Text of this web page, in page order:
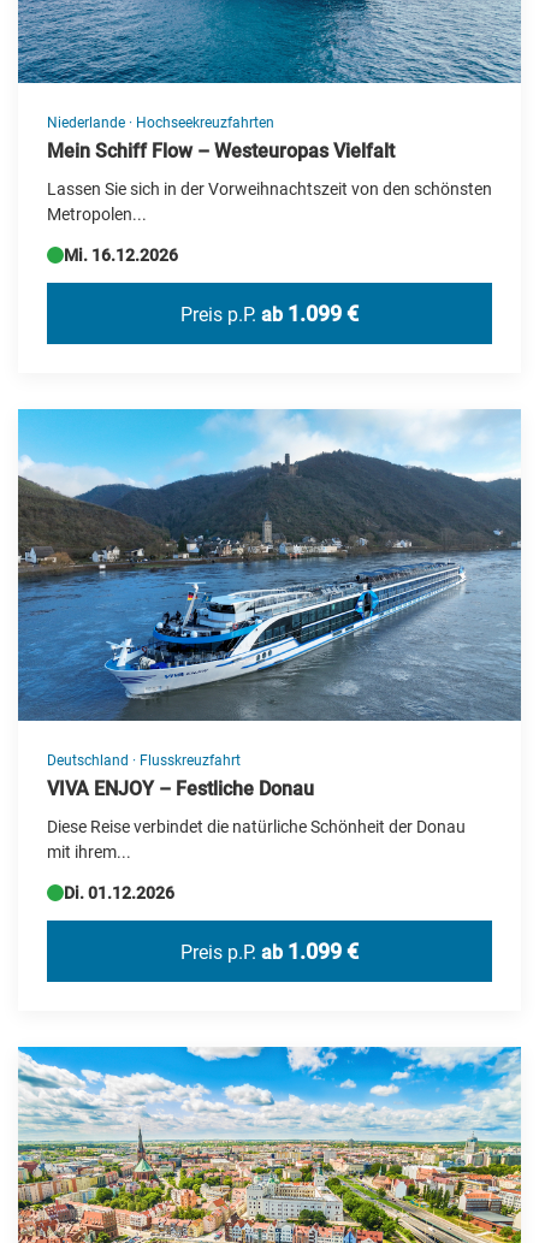
Niederlande · Hochseekreuzfahrten
Mein Schiff Flow – Westeuropas Vielfalt
Lassen Sie sich in der Vorweihnachtszeit von den schönsten
Metropolen...
Mi. 16.12.2026
Preis p.P. ab 1.099 €
Deutschland · Flusskreuzfahrt
VIVA ENJOY – Festliche Donau
Diese Reise verbindet die natürliche Schönheit der Donau
mit ihrem...
Di. 01.12.2026
Preis p.P. ab 1.099 €